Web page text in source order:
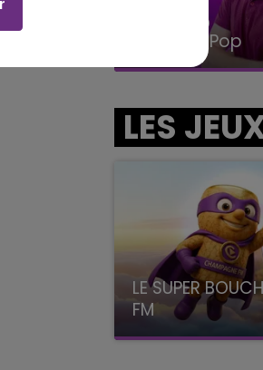
14h00 - 15h00
La Radio Pop
LES
LE SUPER
FM
avec La Famille